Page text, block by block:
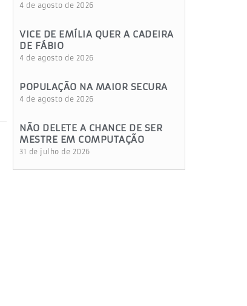
4 de agosto de 2026
VICE DE EMÍLIA QUER A CADEIRA
DE FÁBIO
4 de agosto de 2026
POPULAÇÃO NA MAIOR SECURA
4 de agosto de 2026
NÃO DELETE A CHANCE DE SER
MESTRE EM COMPUTAÇÃO
31 de julho de 2026